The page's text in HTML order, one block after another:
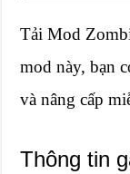
Tải Mod
mod này, bạn
và nâng cấp
Thông tin